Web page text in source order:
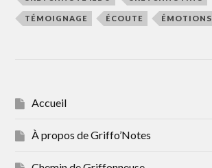
TÉMOIGNAGE ÉCOUTE ÉMOTIONS
Accueil
À propos de Griffo’Notes